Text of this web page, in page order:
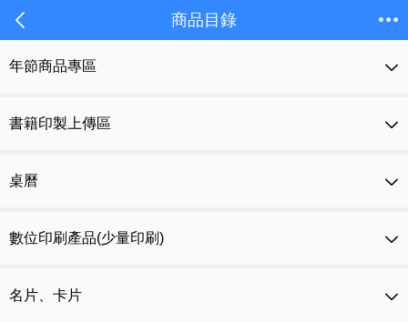
商品目錄
年節商品專區
書籍印製上傳區
桌曆
數位印刷產品(少量印刷)
名片、卡片